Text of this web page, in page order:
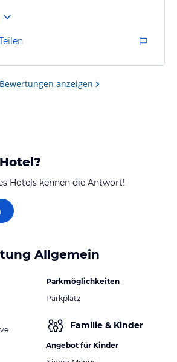
anzeigen
Hotels kennen die Antwort!
Allgemein
Parkmöglichkeiten
Parkplatz
Familie & Kinder
Angebot für Kinder